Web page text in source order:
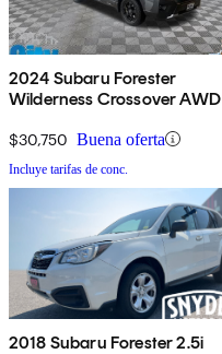
2024 Subaru Forester
Wilderness Crossover AWD
$30,750 Buena oferta
Incluye tarifas de conc.
2018 Subaru Forester 2.5i